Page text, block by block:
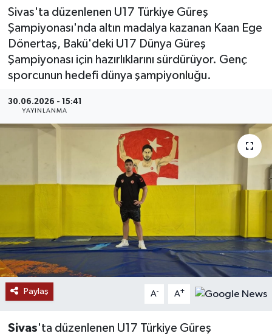
Sivas'ta düzenlenen U17 Türkiye Güreş
Şampiyonası'nda altın madalya kazanan Kaan Ege
Dönertaş, Bakü'deki U17 Dünya Güreş
Şampiyonası için hazırlıklarını sürdürüyor. Genç
sporcunun hedefi dünya şampiyonluğu.
30.06.2026 - 15:41
YAYINLANMA
Paylaş A- A+
Sivas'ta düzenlenen U17 Türkiye Güreş
MAGAZİN
ÖZEL HABER
RESMİ İLANLAR
SAĞLIK
SİYASET
SOSYAL YARDIMLAR
SPONSORLU YAZI
TEKNOLOJİ
YAŞAM